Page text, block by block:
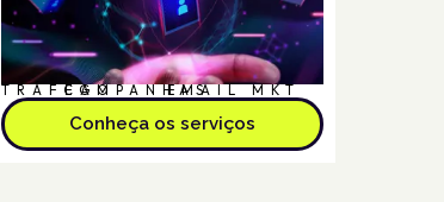
TRÁFEGOCAMPANHASEMAIL MKT
Conheça os serviços